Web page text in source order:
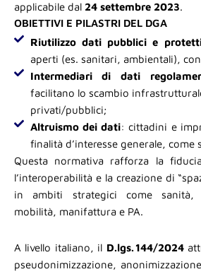
applicabile dal 24 settembre 2023.
OBIETTIVI E PILASTRI DEL DGA
Riutilizzo dati pubblici e
aperti (es. sanitari, ambientali),
Intermediari di dati
facilitano lo scambio
privati/pubblici;
Altruismo dei dati: cittadini e
finalità d’interesse generale, come
Questa normativa rafforza la
l’interoperabilità e la creazione di
in ambiti strategici come sanità,
mobilità, manifattura e PA.
A livello italiano, il D.lgs. 144/2024
pseudonimizzazione,